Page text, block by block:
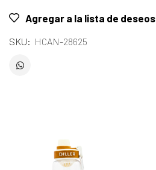
Agregar a la lista de deseos
SKU: HCAN-28625